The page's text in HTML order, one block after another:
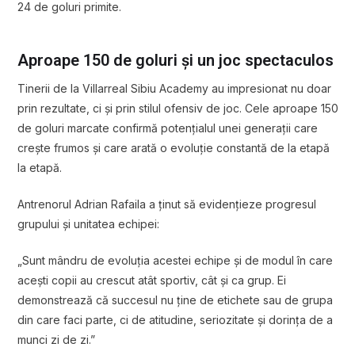
24 de goluri primite.
Aproape 150 de goluri și un joc spectaculos
Tinerii de la Villarreal Sibiu Academy au impresionat nu doar
prin rezultate, ci și prin stilul ofensiv de joc. Cele aproape 150
de goluri marcate confirmă potențialul unei generații care
crește frumos și care arată o evoluție constantă de la etapă
la etapă.
Antrenorul Adrian Rafaila a ținut să evidențieze progresul
grupului și unitatea echipei:
„Sunt mândru de evoluția acestei echipe și de modul în care
acești copii au crescut atât sportiv, cât și ca grup. Ei
demonstrează că succesul nu ține de etichete sau de grupa
din care faci parte, ci de atitudine, seriozitate și dorința de a
munci zi de zi.”